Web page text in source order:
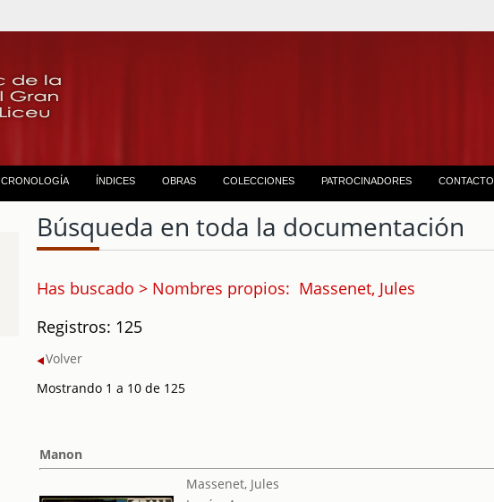
CRONOLOGÍA ÍNDICES OBRAS COLECCIONES PATROCINADORES CONTACTO
Búsqueda en toda la documentación
Has buscado > Nombres propios: Massenet, Jules
Registros: 125
Volver
Mostrando 1 a 10 de 125
Manon
Massenet, Jules